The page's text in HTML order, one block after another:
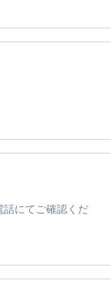
話にてご確認くだ